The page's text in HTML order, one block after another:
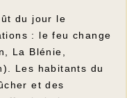
du jour le
: le feu change
La Blénie,
Les habitants du
et des